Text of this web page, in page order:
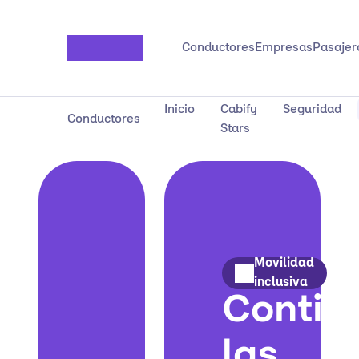
Conductores Empresas
Conductores
Inicio
Cabify
Stars
Seguridad
Movilidad
inclusiva